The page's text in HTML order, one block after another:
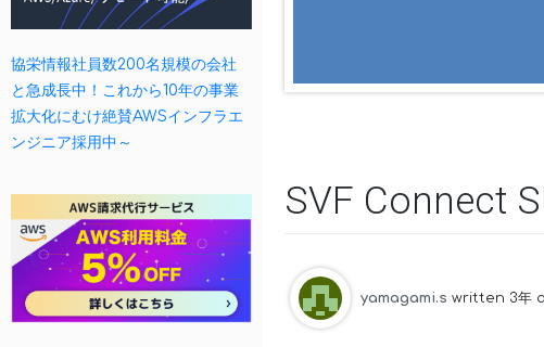
協栄情報社員数200名規模の会社
と急成長中！これから10年の事業
拡大化にむけ絶賛AWSインフラエ
ンジニア採用中～
SVF Connect
yamagami.s written 3年